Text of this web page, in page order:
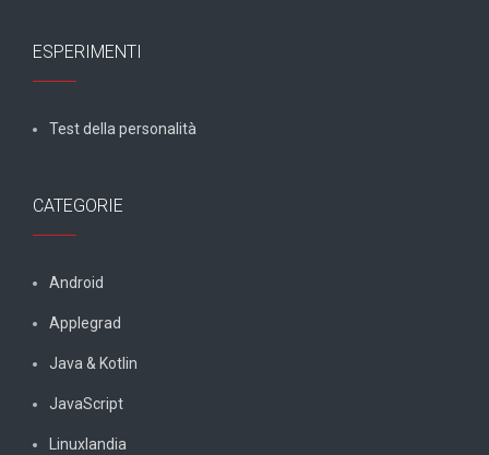
ESPERIMENTI
Test della personalità
CATEGORIE
Android
Applegrad
Java & Kotlin
JavaScript
Linuxlandia